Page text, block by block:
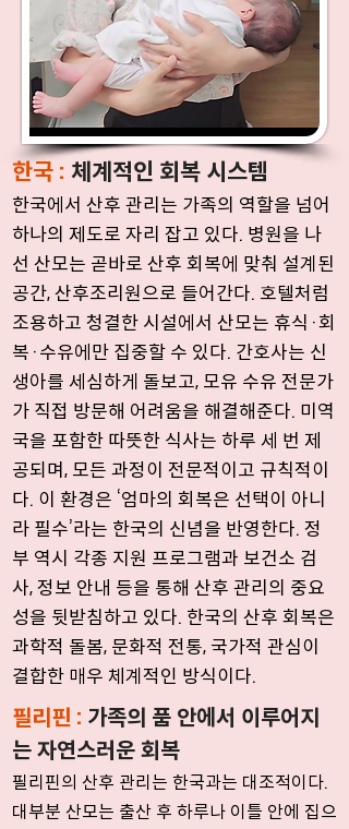
한국 : 체계적인 회복 시스템
한국에서 산후 관리는 가족의 역할을 넘어
하나의 제도로 자리 잡고 있다. 병원을 나
선 산모는 곧바로 산후 회복에 맞춰 설계된
공간, 산후조리원으로 들어간다. 호텔처럼
조용하고 청결한 시설에서 산모는 휴식·회
복·수유에만 집중할 수 있다. 간호사는 신
생아를 세심하게 돌보고, 모유 수유 전문가
가 직접 방문해 어려움을 해결해준다. 미역
국을 포함한 따뜻한 식사는 하루 세 번 제
공되며, 모든 과정이 전문적이고 규칙적이
다. 이 환경은 ‘엄마의 회복은 선택이 아니
라 필수’라는 한국의 신념을 반영한다. 정
부 역시 각종 지원 프로그램과 보건소 검
사, 정보 안내 등을 통해 산후 관리의 중요
성을 뒷받침하고 있다. 한국의 산후 회복은
과학적 돌봄, 문화적 전통, 국가적 관심이
결합한 매우 체계적인 방식이다.
필리핀 : 가족의 품 안에서 이루어지
는 자연스러운 회복
필리핀의 산후 관리는 한국과는 대조적이다.
대부분 산모는 출산 후 하루나 이틀 안에 집으